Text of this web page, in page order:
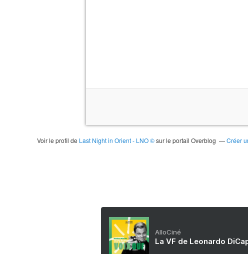
Voir le profil de Last Night in Orient - LNO ©sur le portail Overblog Créer
AlloCiné
La VF de Leonardo